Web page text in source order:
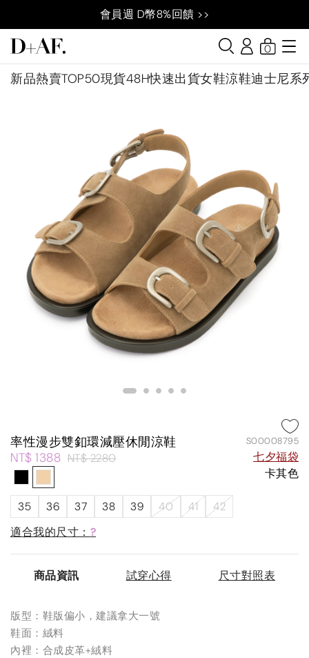
會員週 D幣8%回饋 >>
新品熱賣TOP50現貨48H快速出貨女鞋涼鞋迪士尼系
0
率性漫步雙釦環減壓休閒涼鞋 S00008795
NT$ 1388 NT$ 2280
七夕福袋
卡其色
35 36 37 38 39 40 41
42
適合我的尺寸： ?
商品資訊 試穿心得 尺寸對照表
版型：鞋版偏小，建議拿大一號
鞋面：絨料
內裡：合成皮革+絨料